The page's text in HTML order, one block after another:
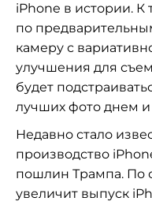
iPhone в истории. К
по
камеру с
улучшения для
будет
лучших фото днем
Недавно стало
производство
пошлин Трампа. По
увеличит выпуск